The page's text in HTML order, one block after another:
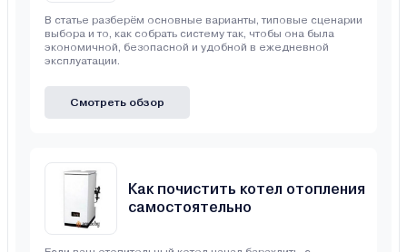
В статье разберём основные варианты, типовые сценарии
выбора и то, как собрать систему так, чтобы она была
экономичной, безопасной и удобной в ежедневной
эксплуатации.
Смотреть обзор
Как почистить котел отопления
самостоятельно